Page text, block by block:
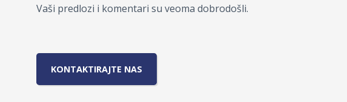
Vaši predlozi i komentari su veoma dobrodošli.
KONTAKTIRAJTE NAS